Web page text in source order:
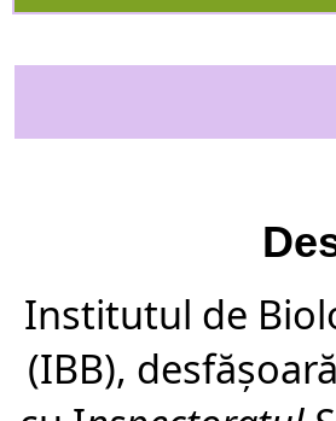
Institutul de
(IBB), desfășoară